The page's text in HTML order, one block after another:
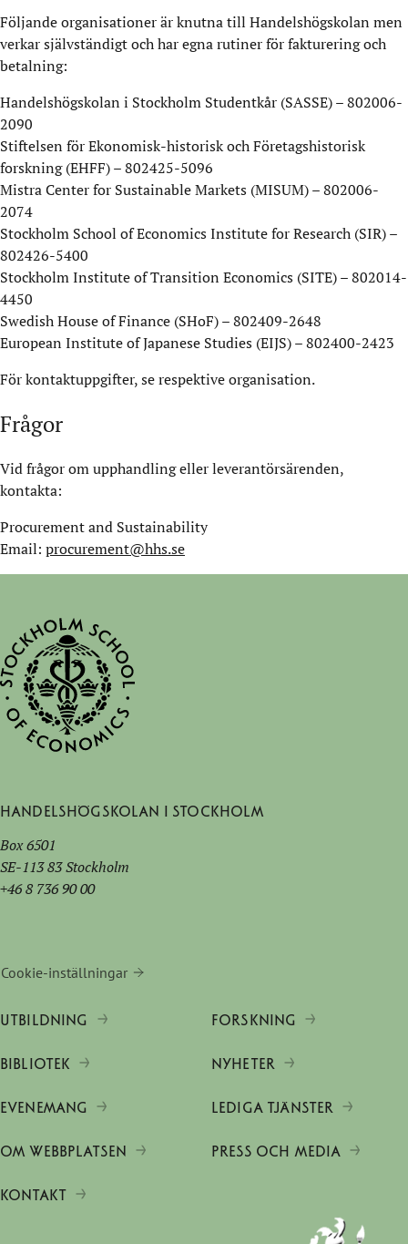
Följande organisationer är knutna till Handelshögskolan men
verkar självständigt och har egna rutiner för fakturering och
betalning:
Handelshögskolan i Stockholm Studentkår (SASSE) – 802006-
2090
Stiftelsen för Ekonomisk-historisk och Företagshistorisk
forskning (EHFF) – 802425-5096
Mistra Center for Sustainable Markets (MISUM) – 802006-
2074
Stockholm School of Economics Institute for Research (SIR) –
802426-5400
Stockholm Institute of Transition Economics (SITE) – 802014-
4450
Swedish House of Finance (SHoF) – 802409-2648
European Institute of Japanese Studies (EIJS) – 802400-2423
För kontaktuppgifter, se respektive organisation.
Frågor
Vid frågor om upphandling eller leverantörsärenden,
kontakta:
Procurement and Sustainability
Email: procurement@hhs.se
Handelshögskolan i Stockholm
Box 6501
SE-113 83 Stockholm
+46 8 736 90 00
Cookie-inställningar
UTBILDNING FORSKNING
BIBLIOTEK NYHETER
EVENEMANG LEDIGA TJÄNSTER
OM WEBBPLATSEN PRESS OCH MEDIA
KONTAKT